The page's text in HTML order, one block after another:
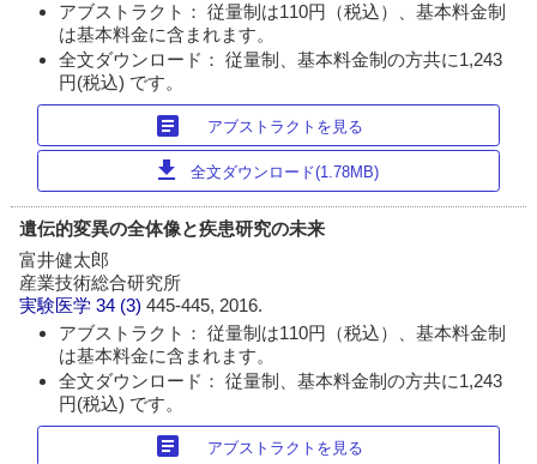
アブストラクト： 従量制は110円（税込）、基本料金制
は基本料金に含まれます。
全文ダウンロード： 従量制、基本料金制の方共に1,243
円(税込) です。
article アブストラクトを見る
download 全文ダウンロード(1.78MB)
遺伝的変異の全体像と疾患研究の未来
富井健太郎
産業技術総合研究所
実験医学 34 (3)445-445, 2016.
アブストラクト： 従量制は110円（税込）、基本料金制
は基本料金に含まれます。
全文ダウンロード： 従量制、基本料金制の方共に1,243
円(税込) です。
article アブストラクトを見る